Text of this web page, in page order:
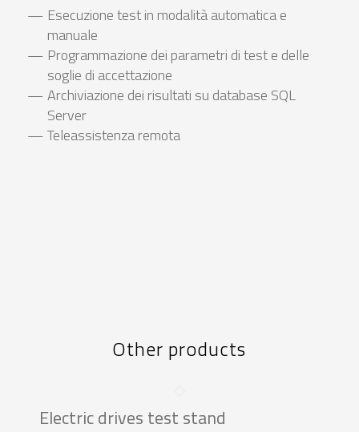
Esecuzione test in modalità automatica e
manuale
Programmazione dei parametri di test e delle
soglie di accettazione
Archiviazione dei risultati su database SQL
Server
Teleassistenza remota
Other products
Electric drives test stand